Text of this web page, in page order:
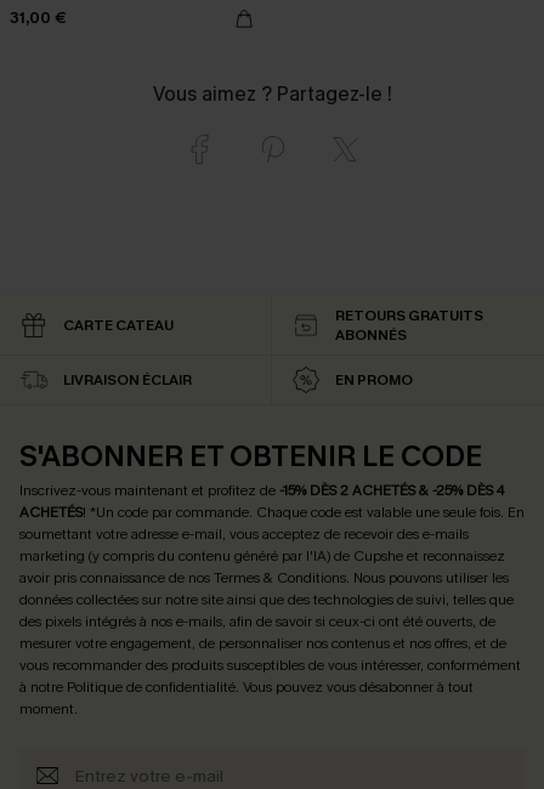
31,00 €
Vous aimez ? Partagez-le !
CARTE CATEAU
RETOURS GRATUITS
ABONNÉS
LIVRAISON ÉCLAIR EN PROMO
S'ABONNER ET OBTENIR LE CODE
Inscrivez-vous maintenant et profitez de -15% DÈS 2 ACHETÉS & -25% DÈS 4
ACHETÉS! *Un code par commande. Chaque code est valable une seule fois. En
soumettant votre adresse e-mail, vous acceptez de recevoir des e-mails
marketing (y compris du contenu généré par l'IA) de Cupshe et reconnaissez
avoir pris connaissance de nosTermes & Conditions. Nous pouvons utiliser les
données collectées sur notre site ainsi que des technologies de suivi, telles que
des pixels intégrés à nos e-mails, afin de savoir si ceux-ci ont été ouverts, de
mesurer votre engagement, de personnaliser nos contenus et nos offres, et de
vous recommander des produits susceptibles de vous intéresser, conformément
à notre Politique de confidentialité. Vous pouvez vous désabonner à tout
moment.